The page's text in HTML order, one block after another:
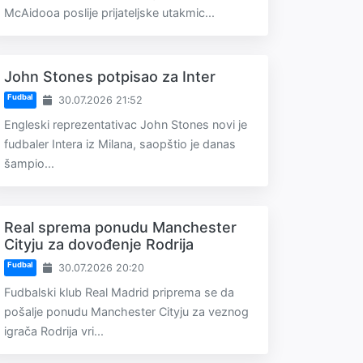
McAidooa poslije prijateljske utakmic...
John Stones potpisao za Inter
Fudbal 30.07.2026 21:52
Engleski reprezentativac John Stones novi je
fudbaler Intera iz Milana, saopštio je danas
šampio...
Real sprema ponudu Manchester
Cityju za dovođenje Rodrija
Fudbal 30.07.2026 20:20
Fudbalski klub Real Madrid priprema se da
pošalje ponudu Manchester Cityju za veznog
igrača Rodrija vri...